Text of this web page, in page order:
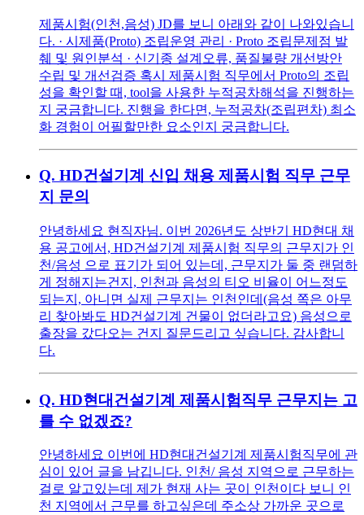
제품시험(인천,음성) JD를 보니 아래와 같이 나와있습니
다. · 시제품(Proto) 조립운영 관리 · Proto 조립문제점 발
췌 및 원인분석 · 신기종 설계오류, 품질불량 개선방안
수립 및 개선검증 혹시 제품시험 직무에서 Proto의 조립
성을 확인할 때, tool을 사용한 누적공차해석을 진행하는
지 궁금합니다. 진행을 한다면, 누적공차(조립편차) 최소
화 경험이 어필할만한 요소인지 궁금합니다.
Q. HD건설기계 신입 채용 제품시험 직무 근무
지 문의
안녕하세요 현직자님. 이번 2026년도 상반기 HD현대 채
용 공고에서, HD건설기계 제품시험 직무의 근무지가 인
천/음성 으로 표기가 되어 있는데, 근무지가 둘 중 랜덤하
게 정해지는건지, 인천과 음성의 티오 비율이 어느정도
되는지, 아니면 실제 근무지는 인천인데(음성 쪽은 아무
리 찾아봐도 HD건설기계 건물이 없더라고요) 음성으로
출장을 갔다오는 건지 질문드리고 싶습니다. 감사합니
다.
Q. HD현대건설기계 제품시험직무 근무지는 고
를 수 없겠죠?
안녕하세요 이번에 HD현대건설기계 제품시험직무에 관
심이 있어 글을 남깁니다. 인천/ 음성 지역으로 근무하는
걸로 알고있는데 제가 현재 사는 곳이 인천이다 보니 인
천 지역에서 근무를 하고싶은데 주소상 가까운 곳으로